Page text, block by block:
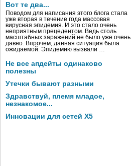
Вот те два...
Поводом для написания этого блога стала
уже вторая в течение года массовая
вирусная эпидемия. И это стало очень
неприятным прецедентом. Ведь столь
масштабных заражений не было уже очень
давно. Впрочем, данная ситуация была
ожидаемой. Эпидемию вызвали …
Не все апдейты одинаково
полезны
Утечки бывают разными
Здравствуй, племя младое,
незнакомое...
Инновации для сетей X5